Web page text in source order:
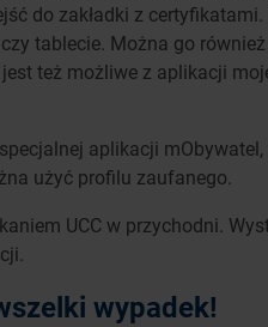
do zakładki z
tablecie. Można go
też możliwe z aplikacji
aplikacji
użyć profilu zaufanego.
UCC w przychodni.
wypadek!